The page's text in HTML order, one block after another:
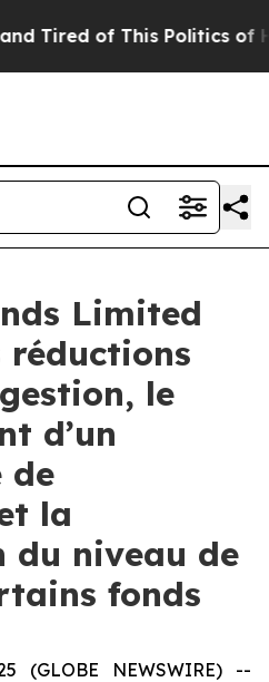
Tired of This Politics of
Limited
réductions
le
d’un
de
la
niveau de
fonds
(GLOBE NEWSWIRE) --